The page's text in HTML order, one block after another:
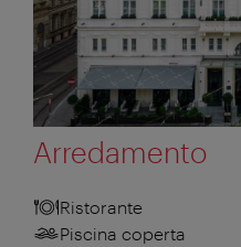
Arredamento
Ristorante
Piscina coperta